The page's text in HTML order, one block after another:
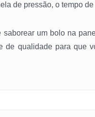
de pressão, o tempo
um bolo na
de qualidade para que